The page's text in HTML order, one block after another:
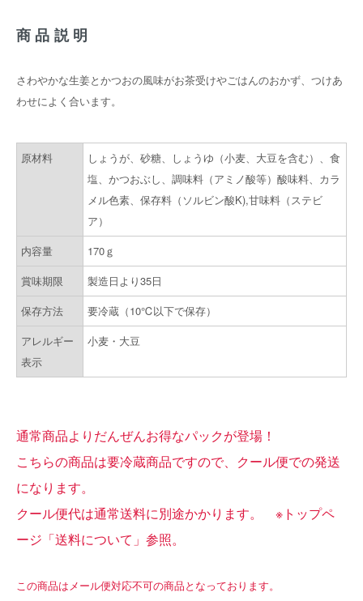
商品説明
さわやかな生姜とかつおの風味がお茶受けやごはんのおかず、つけあ
わせによく合います。
原材料
しょうが、砂糖、しょうゆ（小麦、大豆を含む）、食
塩、かつおぶし、調味料（アミノ酸等）酸味料、カラ
メル色素、保存料（ソルビン酸K),甘味料（ステビ
ア）
内容量
170ｇ
賞味期限
製造日より35日
保存方法
要冷蔵（10℃以下で保存）
アレルギー
表示
小麦・大豆
通常商品よりだんぜんお得なパックが登場！
こちらの商品は要冷蔵商品ですので、クール便での発送
になります。
クール便代は通常送料に別途かかります。 ※トップペ
ージ「送料について」参照。
この商品はメール便対応不可の商品となっております。